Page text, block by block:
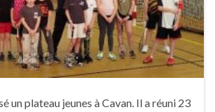
un plateau jeunes à Cavan. Il a réuni 23